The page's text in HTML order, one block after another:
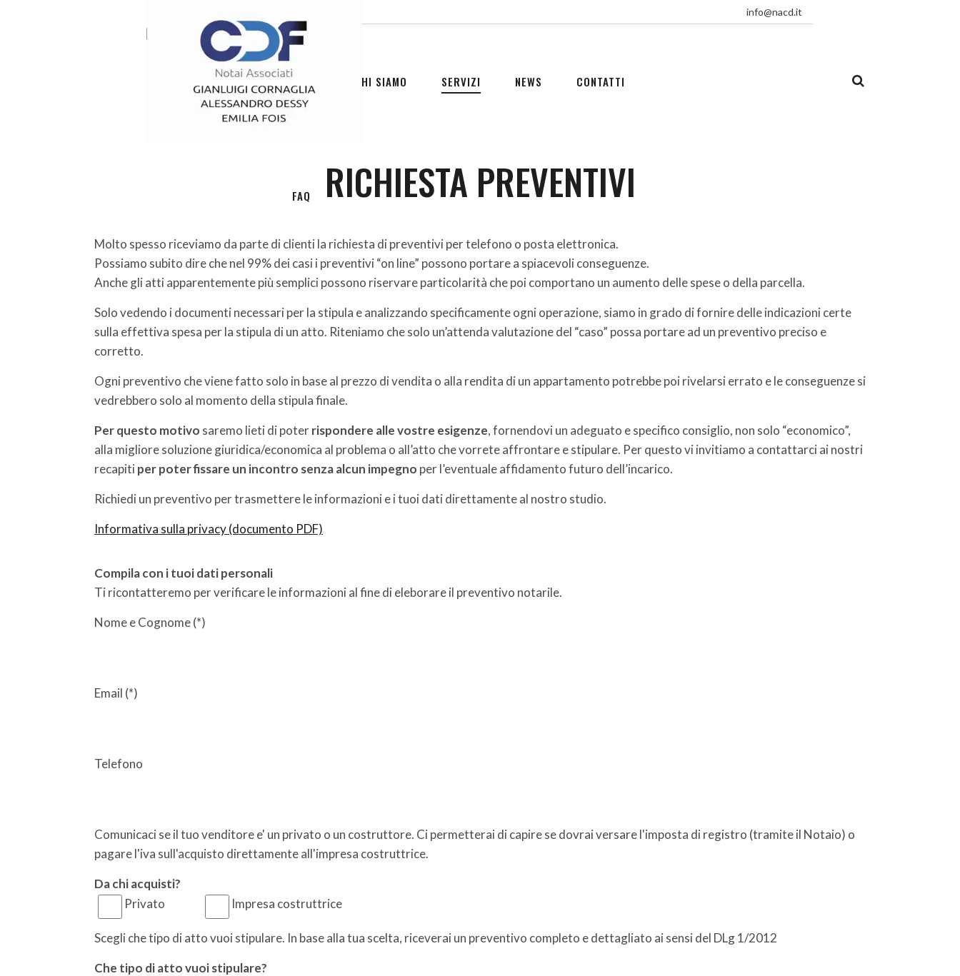
info@nacd.it
HOME CHI SIAMO SERVIZI NEWS CONTATTI
FAQ RICHIESTA PREVENTIVI
Molto spesso riceviamo da parte di clienti la richiesta di preventivi per telefono o posta elettronica.
Possiamo subito dire che nel 99% dei casi i preventivi “on line” possono portare a spiacevoli conseguenze.
Anche gli atti apparentemente più semplici possono riservare particolarità che poi comportano un aumento delle spese o della parcella.
Solo vedendo i documenti necessari per la stipula e analizzando specificamente ogni operazione, siamo in grado di fornire delle indicazioni certe
sulla effettiva spesa per la stipula di un atto. Riteniamo che solo un’attenda valutazione del “caso” possa portare ad un preventivo preciso e
corretto.
Ogni preventivo che viene fatto solo in base al prezzo di vendita o alla rendita di un appartamento potrebbe poi rivelarsi errato e le conseguenze si
vedrebbero solo al momento della stipula finale.
Per questo motivo saremo lieti di poterrispondere alle vostre esigenze, fornendovi un adeguato e specifico consiglio, non solo “economico”,
alla migliore soluzione giuridica/economica al problema o all’atto che vorrete affrontare e stipulare. Per questo vi invitiamo a contattarci ai nostri
recapitiper poter fissare un incontro senza alcun impegno per l’eventuale affidamento futuro dell’incarico.
Richiedi un preventivo per trasmettere le informazioni e i tuoi dati direttamente al nostro studio.
Informativa sulla privacy (documento PDF)
Compila con i tuoi dati personali
Ti ricontatteremo per verificare le informazioni al fine di eleborare il preventivo notarile.
Nome e Cognome (*)
Email (*)
Telefono
Comunicaci se il tuo venditore e' un privato o un costruttore. Ci permetterai di capire se dovrai versare l'imposta di registro (tramite il Notaio) o
pagare l'iva sull'acquisto direttamente all'impresa costruttrice.
Da chi acquisti?
Privato
Impresa costruttrice
Scegli che tipo di atto vuoi stipulare. In base alla tua scelta, riceverai un preventivo completo e dettagliato ai sensi del DLg 1/2012
Che tipo di atto vuoi stipulare?